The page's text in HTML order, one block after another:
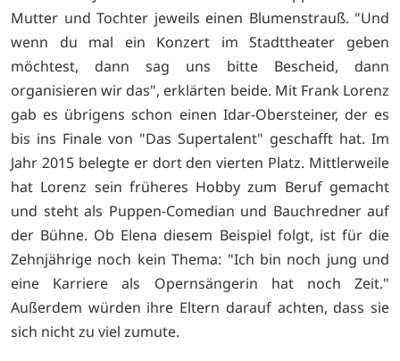
Mutter und Tochter jeweils einen Blumenstrauß. "Und
wenn du mal ein Konzert im Stadttheater geben
möchtest, dann sag uns bitte Bescheid, dann
organisieren wir das", erklärten beide. Mit Frank Lorenz
gab es übrigens schon einen Idar-Obersteiner, der es
bis ins Finale von "Das Supertalent" geschafft hat. Im
Jahr 2015 belegte er dort den vierten Platz. Mittlerweile
hat Lorenz sein früheres Hobby zum Beruf gemacht
und steht als Puppen-Comedian und Bauchredner auf
der Bühne. Ob Elena diesem Beispiel folgt, ist für die
Zehnjährige noch kein Thema: "Ich bin noch jung und
eine Karriere als Opernsängerin hat noch Zeit."
Außerdem würden ihre Eltern darauf achten, dass sie
sich nicht zu viel zumute.